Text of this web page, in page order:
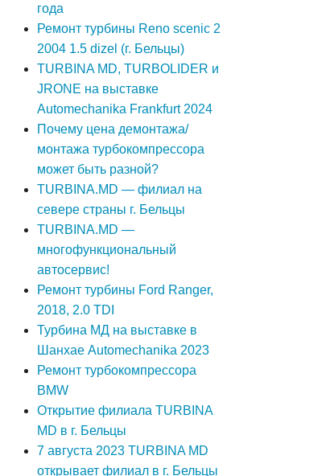
года
Ремонт турбины Reno scenic 2
2004 1.5 dizel (г. Бельцы)
TURBINA MD, TURBOLIDER и
JRONE на выставке
Automechanika Frankfurt 2024
Почему цена демонтажа/
монтажа турбокомпрессора
может быть разной?
TURBINA.MD — филиал на
севере страны г. Бельцы
TURBINA.MD —
многофункциональный
автосервис!
Ремонт турбины Ford Ranger,
2018, 2.0 TDI
Турбина МД на выставке в
Шанхае Automechanika 2023
Ремонт турбокомпрессора
BMW
Открытие филиала TURBINA
MD в г. Бельцы
7 августа 2023 TURBINA MD
открывает филиал в г. Бельцы